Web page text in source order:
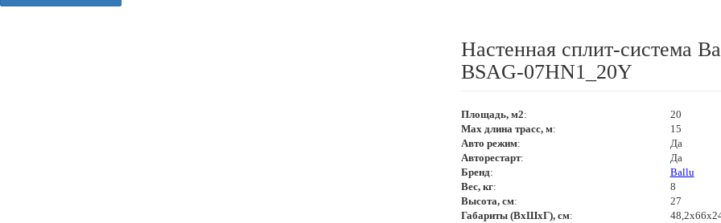
Настенная сплит-система
BSAG-07HN1_20Y
Площадь, м2:
20
Max длина трасс, м:
15
Авто режим:
Да
Авторестарт:
Да
Бренд:
Ballu
Вес, кг:
8
Высота, см:
27
Габариты (ВхШхГ), см: